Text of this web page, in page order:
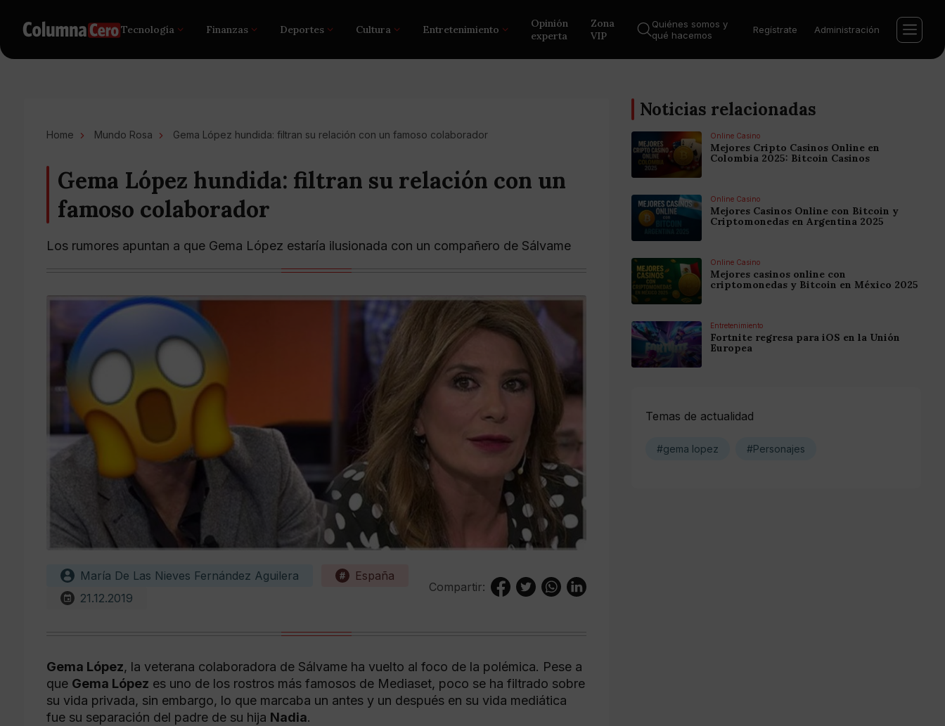
Tecnología Finanzas Deportes Cultura Entretenimiento
Opinión
experta
Zona
VIP
Quiénes somos y
qué hacemos
Regístrate Administración
Home Mundo Rosa Gema López hundida: filtran su relación con un famoso colaborador
Gema López hundida: filtran su relación con un
famoso colaborador
Los rumores apuntan a que Gema López estaría ilusionada con un compañero de Sálvame
María De Las Nieves Fernández Aguilera
España
21.12.2019
Compartir:
Gema López, la veterana colaboradora de Sálvame ha vuelto al foco de la polémica. Pese a
que Gema López es uno de los rostros más famosos de Mediaset, poco se ha filtrado sobre
su vida privada, sin embargo, lo que marcaba un antes y un después en su vida mediática
fue su separación del padre de su hija Nadia.
Noticias relacionadas
Online Casino
Mejores Cripto Casinos Online en
Colombia 2025: Bitcoin Casinos
Online Casino
Mejores Casinos Online con Bitcoin y
Criptomonedas en Argentina 2025
Online Casino
Mejores casinos online con
criptomonedas y Bitcoin en México 2025
Entretenimiento
Fortnite regresa para iOS en la Unión
Europea
Temas de actualidad
#gema lopez #Personajes